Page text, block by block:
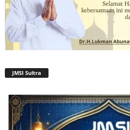
JMSI Sultra